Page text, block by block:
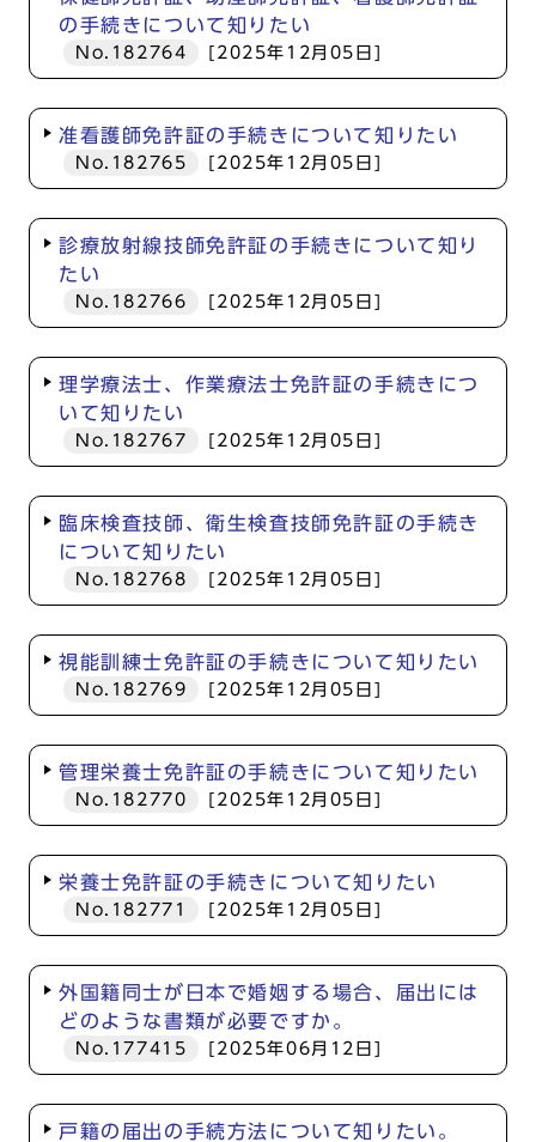
の手続きについて知りたい
No.182764 [2025年12月05日]
准看護師免許証の手続きについて知りたい
No.182765 [2025年12月05日]
診療放射線技師免許証の手続きについて知り
たい
No.182766 [2025年12月05日]
理学療法士、作業療法士免許証の手続きにつ
いて知りたい
No.182767 [2025年12月05日]
臨床検査技師、衛生検査技師免許証の手続き
について知りたい
No.182768 [2025年12月05日]
視能訓練士免許証の手続きについて知りたい
No.182769 [2025年12月05日]
管理栄養士免許証の手続きについて知りたい
No.182770 [2025年12月05日]
栄養士免許証の手続きについて知りたい
No.182771 [2025年12月05日]
外国籍同士が日本で婚姻する場合、届出には
どのような書類が必要ですか。
No.177415 [2025年06月12日]
戸籍の届出の手続方法について知りたい。